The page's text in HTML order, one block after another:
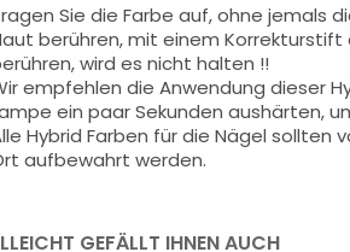
Sie die Farbe auf, ohne jemals
berühren, mit einem Korrekturstift
wird es nicht halten !!
empfehlen die Anwendung dieser
ein paar Sekunden aushärten,
Hybrid Farben für die Nägel
aufbewahrt werden.
GEFÄLLT IHNEN AUCH